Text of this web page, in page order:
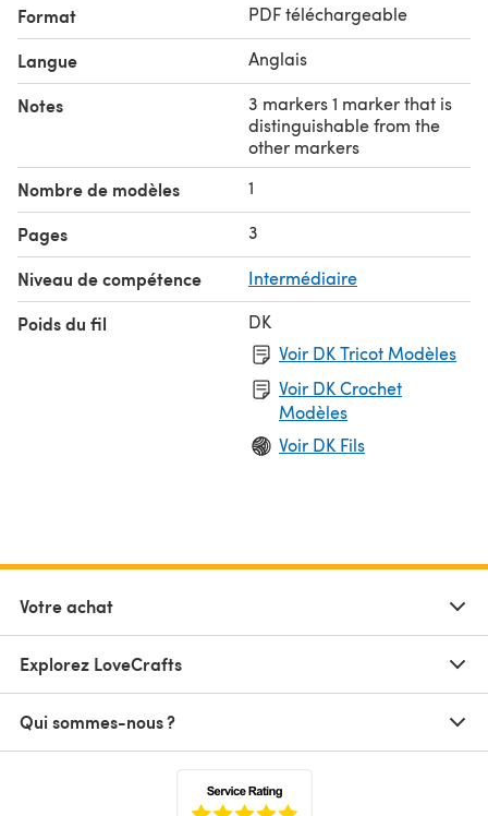
Format PDF téléchargeable
Langue Anglais
Notes
3 markers 1 marker that is
distinguishable from the
other markers
Nombre de modèles 1
Pages 3
Niveau de compétence Intermédiaire
Poids du fil
DK
Voir DK Tricot Modèles
Voir DK Crochet
Modèles
Voir DK Fils
Votre achat
Explorez LoveCrafts
Qui sommes-nous ?